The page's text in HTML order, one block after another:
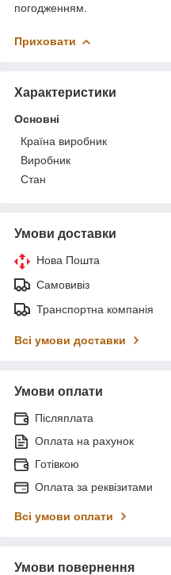
погодженням.
Приховати
Характеристики
Основні
Країна виробник
Виробник
Стан
Умови доставки
Нова Пошта
Самовивіз
Транспортна компанія
Всі умови доставки
Умови оплати
Післяплата
Оплата на рахунок
Готівкою
Оплата за реквізитами
Всі умови оплати
Умови повернення